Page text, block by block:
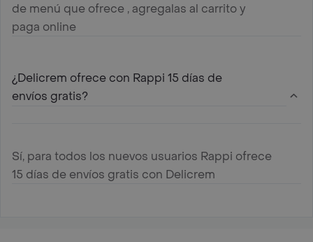
de menú que ofrece , agregalas al carrito y
paga online
¿Delicrem ofrece con Rappi 15 días de
envíos gratis?
Sí, para todos los nuevos usuarios Rappi ofrece
15 días de envíos gratis con Delicrem